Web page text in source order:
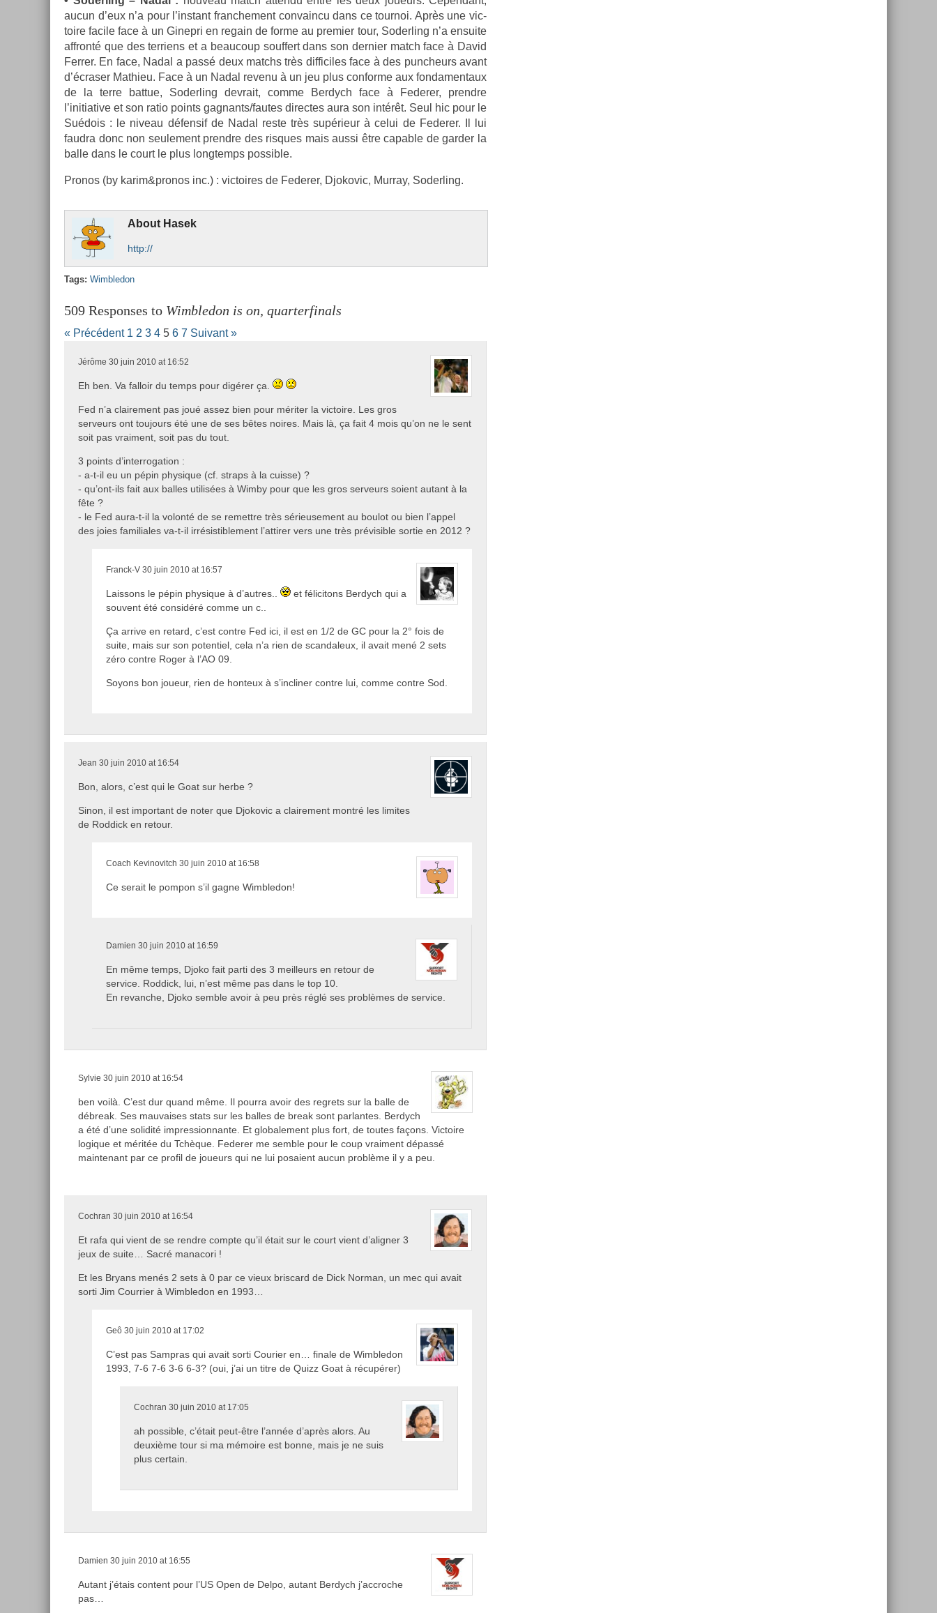
aucun d’eux n’a pour l’instant franche­ment con­vain­cu dans ce tour­noi. Après une vic­
toire facile face à un Ginep­ri en re­gain de forme au pre­mi­er tour, Soderl­ing n’a en­suite
affronté que des ter­riens et a be­aucoup souf­fert dans son de­rni­er match face à David
Ferr­er. En face, Nadal a passé deux matchs très dif­ficiles face à des puncheurs avant
d’écras­er Mat­hieu. Face à un Nadal re­venu à un jeu plus con­for­me aux fon­damen­taux
de la terre bat­tue, Soderl­ing de­vrait, comme Be­rdych face à Feder­er, pre­ndre
l’initiative et son ratio points gag­nants/fautes di­rec­tes aura son intérêt. Seul hic pour le
Suédois : le niveau défen­sif de Nadal reste très supérieur à celui de Feder­er. Il lui
faud­ra donc non seule­ment pre­ndre des ris­ques mais aussi être cap­able de gard­er la
balle dans le court le plus longtemps pos­sible.
Pro­nos (by karim&pronos inc.) : vic­toires de Feder­er, Djokovic, Mur­ray, Soderl­ing.
About Hasek
http://
Tags: Wimbledon
509 Responses to Wimbledon is on, quarterfinals
« Précédent 1 2 3 4 5 6 7 Suivant »
Jérôme 30 juin 2010 at 16:52
Eh ben. Va falloir du temps pour digérer ça.
Fed n’a clairement pas joué assez bien pour mériter la victoire. Les gros
serveurs ont toujours été une de ses bêtes noires. Mais là, ça fait 4 mois qu’on ne le sent
soit pas vraiment, soit pas du tout.
3 points d’interrogation :
- a-t-il eu un pépin physique (cf. straps à la cuisse) ?
- qu’ont-ils fait aux balles utilisées à Wimby pour que les gros serveurs soient autant à la
fête ?
- le Fed aura-t-il la volonté de se remettre très sérieusement au boulot ou bien l’appel
des joies familiales va-t-il irrésistiblement l’attirer vers une très prévisible sortie en 2012 ?
Franck-V 30 juin 2010 at 16:57
Laissons le pépin physique à d’autres..
et félicitons Berdych qui a
souvent été considéré comme un c..
Ça arrive en retard, c’est contre Fed ici, il est en 1/2 de GC pour la 2° fois de
suite, mais sur son potentiel, cela n’a rien de scandaleux, il avait mené 2 sets
zéro contre Roger à l’AO 09.
Soyons bon joueur, rien de honteux à s’incliner contre lui, comme contre Sod.
Jean 30 juin 2010 at 16:54
Bon, alors, c’est qui le Goat sur herbe ?
Sinon, il est important de noter que Djokovic a clairement montré les limites
de Roddick en retour.
Coach Kevinovitch 30 juin 2010 at 16:58
Ce serait le pompon s’il gagne Wimbledon!
Damien 30 juin 2010 at 16:59
En même temps, Djoko fait parti des 3 meilleurs en retour de
service. Roddick, lui, n’est même pas dans le top 10.
En revanche, Djoko semble avoir à peu près réglé ses problèmes de service.
Sylvie 30 juin 2010 at 16:54
ben voilà. C’est dur quand même. Il pourra avoir des regrets sur la balle de
débreak. Ses mauvaises stats sur les balles de break sont parlantes. Berdych
a été d’une solidité impressionnante. Et globalement plus fort, de toutes façons. Victoire
logique et méritée du Tchèque. Federer me semble pour le coup vraiment dépassé
maintenant par ce profil de joueurs qui ne lui posaient aucun problème il y a peu.
Cochran 30 juin 2010 at 16:54
Et rafa qui vient de se rendre compte qu’il était sur le court vient d’aligner 3
jeux de suite… Sacré manacori !
Et les Bryans menés 2 sets à 0 par ce vieux briscard de Dick Norman, un mec qui avait
sorti Jim Courrier à Wimbledon en 1993…
Geô 30 juin 2010 at 17:02
C’est pas Sampras qui avait sorti Courier en… finale de Wimbledon
1993, 7-6 7-6 3-6 6-3? (oui, j’ai un titre de Quizz Goat à récupérer)
Cochran 30 juin 2010 at 17:05
ah possible, c’était peut-être l’année d’après alors. Au
deuxième tour si ma mémoire est bonne, mais je ne suis
plus certain.
Damien 30 juin 2010 at 16:55
Autant j’étais content pour l’US Open de Delpo, autant Berdych j’accroche
pas…